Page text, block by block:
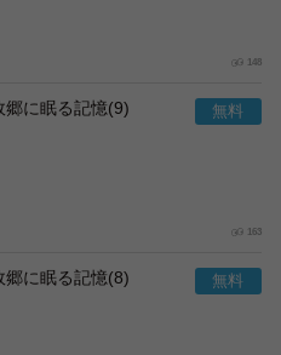
148
郷に眠る記憶(9)
163
郷に眠る記憶(8)